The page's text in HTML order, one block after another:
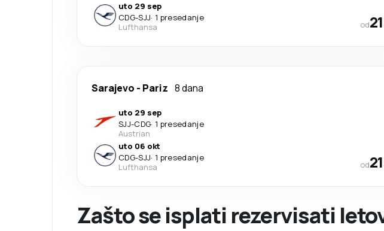
uto 29 sep
CDG-SJJ· 1 presedanje
Lufthansa
od
Sarajevo - Pariz 8 dana
uto 29 sep
SJJ-CDG· 1 presedanje
Austrian
uto 06 okt
CDG-SJJ· 1 presedanje
Lufthansa
od
Zašto se isplati rezervisati